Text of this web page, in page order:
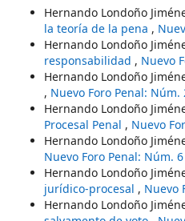
Hernando Londoño
la teoría de la pena ,
Hernando Londoño
responsabilidad , Nuevo
Hernando Londoño
, Nuevo Foro Penal: Núm.
Hernando Londoño
Procesal Penal , Nuevo
Hernando Londoño
Nuevo Foro Penal: Núm.
Hernando Londoño
jurídico-procesal , Nuevo
Hernando Londoño